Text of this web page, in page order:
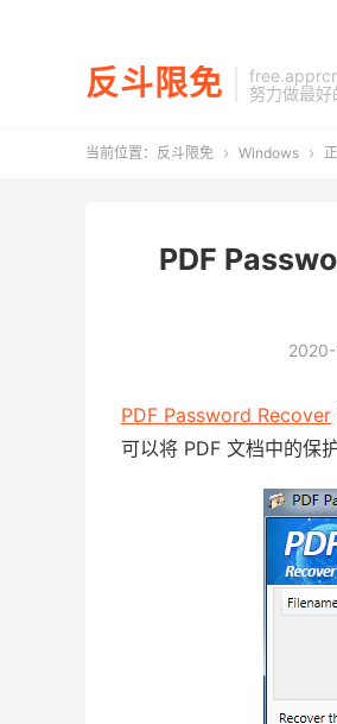
反斗限免
努力做最
当前位置： 反斗限免  Windows 
PDF
PDF Password Recover
可以将 PDF 文档中的保